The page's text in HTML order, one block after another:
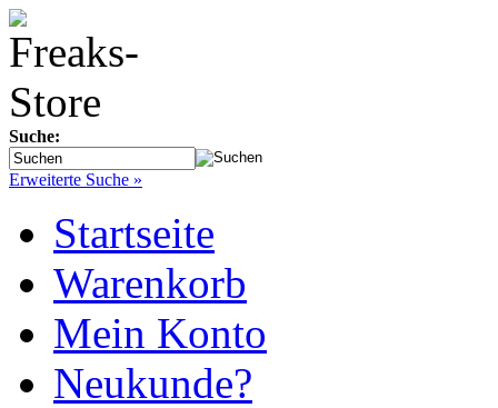
Suche:
Erweiterte Suche »
Startseite
Warenkorb
Mein Konto
Neukunde?